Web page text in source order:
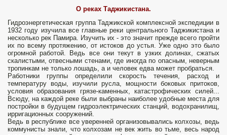
О реках Таджикистана.
Гидроэнергетическая группа Таджикской комплексной экспедиции в
1932 году изучила все главные реки центрального Таджикистана и
несколько рек Памира. Изучить их - это значит прежде всего пройти
их по всему протяжению, от истоков до устья. Уже одно это было
огромной работой. Ведь все они текут в узких долинах, сжатых
скалистыми, отвесными стенами, где иногда по опасным, неверным
тропинкам не только лошадь, а и человек едва может пробраться.
Работники группы определили скорость течения, расход и
температуру воды, изучили русла, мощности боковых притоков,
условия образования грязе-каменных, катастрофических силей...
Всюду, на каждой реке были выбраны наиболее удобные места для
постройки в будущем гидроэлектрических станций, водохранилищ,
ирригационных сооружений.
Ведь в республике все уверенней организовывались колхозы, ведь
коммунисты знали, что колхозам не век жить во тьме, весь народ